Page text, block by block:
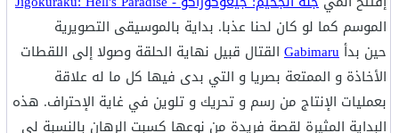
الموسم كما لو كان لحنا عذبا. بداية بالموسيقى التصويرية
حين بدأGabimaru القتال قبيل نهاية الحلقة وصولا إلى اللقطات
الأخاذة و الممتعة بصريا و التي بدى فيها كل ما له علاقة
بعمليات الإنتاج من رسم و تحريك و تلوين في غاية الإحتراف. هذه
البداية المثيرة لقصة فريدة من نوعها كسبت الرهان بالنسبة لي